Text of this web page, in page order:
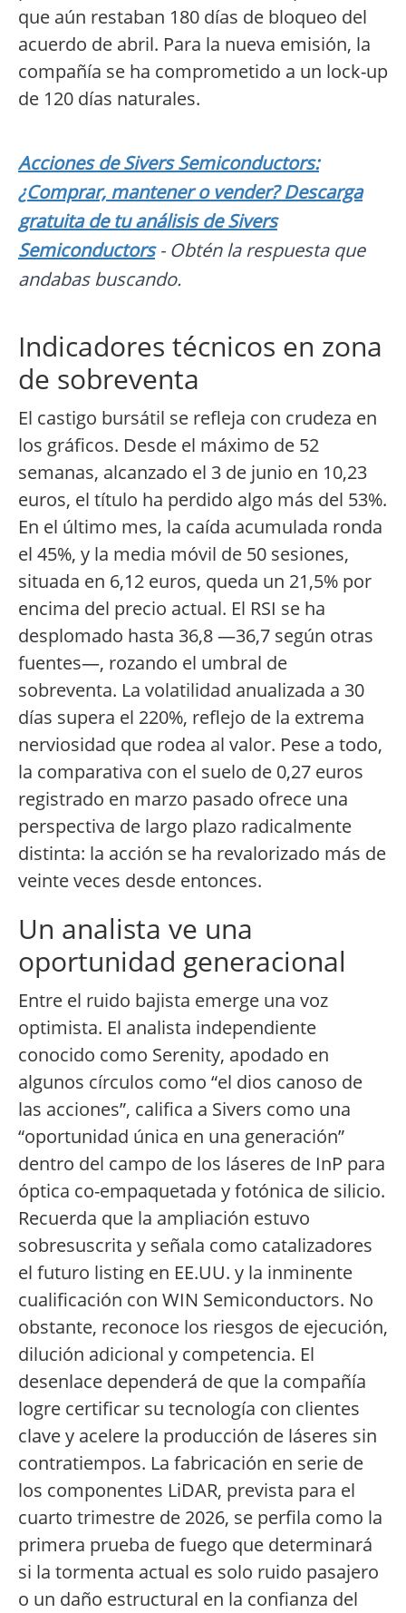
que aún restaban 180 días de bloqueo del
acuerdo de abril. Para la nueva emisión, la
compañía se ha comprometido a un lock-up
de 120 días naturales.
Acciones de Sivers Semiconductors:
¿Comprar, mantener o vender? Descarga
gratuita de tu análisis de Sivers
Semiconductors- Obtén la respuesta que
andabas buscando.
Indicadores técnicos en zona
de sobreventa
El castigo bursátil se refleja con crudeza en
los gráficos. Desde el máximo de 52
semanas, alcanzado el 3 de junio en 10,23
euros, el título ha perdido algo más del 53%.
En el último mes, la caída acumulada ronda
el 45%, y la media móvil de 50 sesiones,
situada en 6,12 euros, queda un 21,5% por
encima del precio actual. El RSI se ha
desplomado hasta 36,8 —36,7 según otras
fuentes—, rozando el umbral de
sobreventa. La volatilidad anualizada a 30
días supera el 220%, reflejo de la extrema
nerviosidad que rodea al valor. Pese a todo,
la comparativa con el suelo de 0,27 euros
registrado en marzo pasado ofrece una
perspectiva de largo plazo radicalmente
distinta: la acción se ha revalorizado más de
veinte veces desde entonces.
Un analista ve una
oportunidad generacional
Entre el ruido bajista emerge una voz
optimista. El analista independiente
conocido como Serenity, apodado en
algunos círculos como “el dios canoso de
las acciones”, califica a Sivers como una
“oportunidad única en una generación”
dentro del campo de los láseres de InP para
óptica co-empaquetada y fotónica de silicio.
Recuerda que la ampliación estuvo
sobresuscrita y señala como catalizadores
el futuro listing en EE.UU. y la inminente
cualificación con WIN Semiconductors. No
obstante, reconoce los riesgos de ejecución,
dilución adicional y competencia. El
desenlace dependerá de que la compañía
logre certificar su tecnología con clientes
clave y acelere la producción de láseres sin
contratiempos. La fabricación en serie de
los componentes LiDAR, prevista para el
cuarto trimestre de 2026, se perfila como la
primera prueba de fuego que determinará
si la tormenta actual es solo ruido pasajero
o un daño estructural en la confianza del